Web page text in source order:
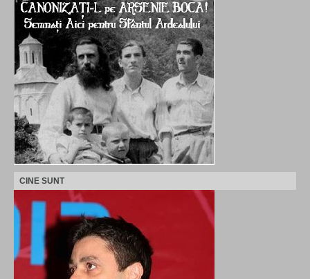
CINE SUNT